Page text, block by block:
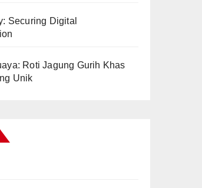
Securing Digital
Roti Jagung Gurih Khas
Unik